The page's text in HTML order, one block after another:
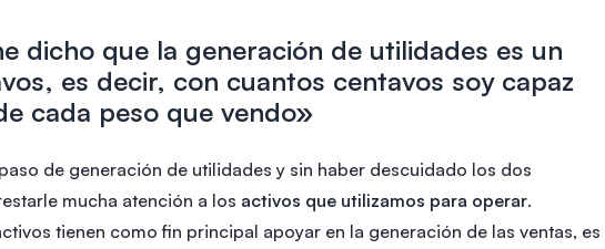
dicho que la generación de utilidades es un
es decir, con cuantos centavos soy capaz
cada peso que vendo»
de generación de utilidades y sin haber descuidado los dos
mucha atención a los activos que utilizamos para operar.
tienen como fin principal apoyar en la generación de las ventas, es